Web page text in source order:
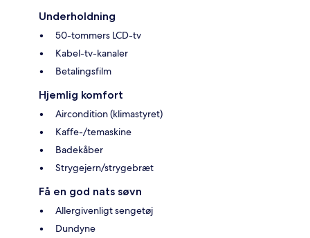
Underholdning
50-tommers LCD-tv
Kabel-tv-kanaler
Betalingsfilm
Hjemlig komfort
Aircondition (klimastyret)
Kaffe-/temaskine
Badekåber
Strygejern/strygebræt
Få en god nats søvn
Allergivenligt sengetøj
Dundyne